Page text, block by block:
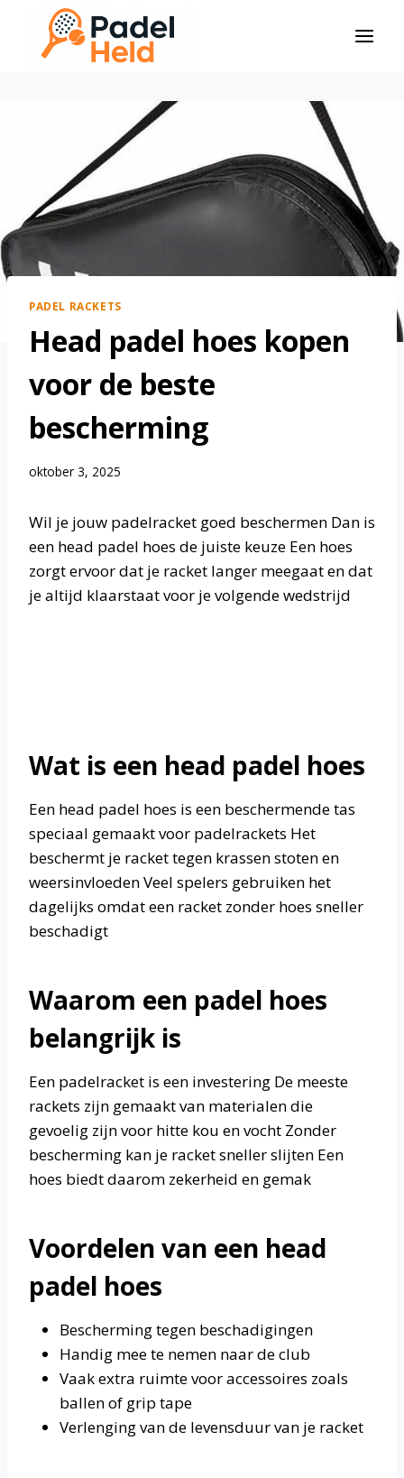
Doorgaan
inhoud
PADEL RACKETS
Head padel hoes kopen
voor de beste
bescherming
oktober 3, 2025
Wil je jouw padelracket goed beschermen Dan is
een head padel hoes de juiste keuze Een hoes
zorgt ervoor dat je racket langer meegaat en dat
je altijd klaarstaat voor je volgende wedstrijd
Wat is een head padel hoes
Een head padel hoes is een beschermende tas
speciaal gemaakt voor padelrackets Het
beschermt je racket tegen krassen stoten en
weersinvloeden Veel spelers gebruiken het
dagelijks omdat een racket zonder hoes sneller
beschadigt
Waarom een padel hoes
belangrijk is
Een padelracket is een investering De meeste
rackets zijn gemaakt van materialen die
gevoelig zijn voor hitte kou en vocht Zonder
bescherming kan je racket sneller slijten Een
hoes biedt daarom zekerheid en gemak
Voordelen van een head
padel hoes
Bescherming tegen beschadigingen
Handig mee te nemen naar de club
Vaak extra ruimte voor accessoires zoals
ballen of grip tape
Verlenging van de levensduur van je racket